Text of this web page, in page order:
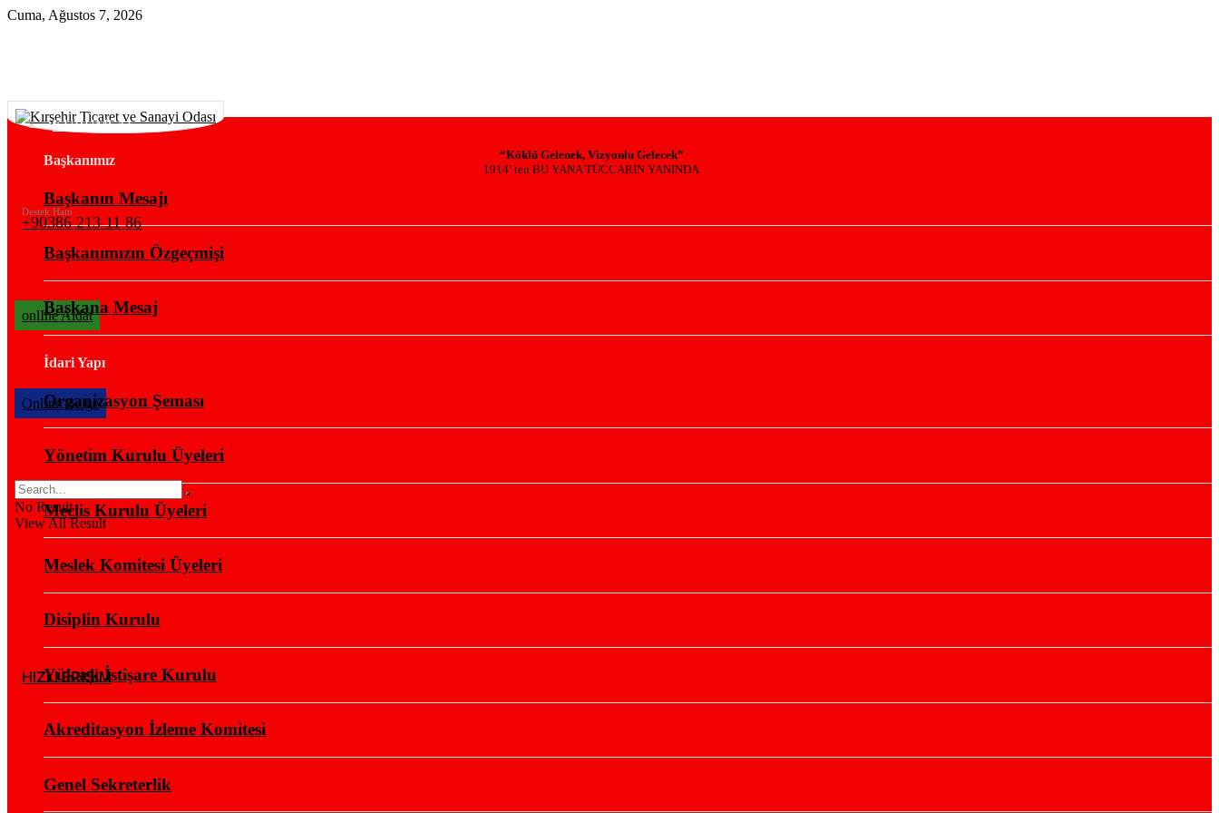
Cuma, Ağustos 7, 2026
“Köklü Gelenek, Vizyonlu Gelecek”
1914’ ten BU YANA TÜCCARIN YANINDA
Destek Hattı
+90386 213 11 86
onlIne Aidat
OnlIne Belge
No Result
View All Result
HIZLI ERİŞİM
KURUMSAL
Başkanımız
Başkanın Mesajı
Başkanımızın Özgeçmişi
Başkana Mesaj
İdari Yapı
Organizasyon Şeması
Yönetim Kurulu Üyeleri
Meclis Kurulu Üyeleri
Meslek Komitesi Üyeleri
Disiplin Kurulu
Yüksek İstişare Kurulu
Akreditasyon İzleme Komitesi
Genel Sekreterlik